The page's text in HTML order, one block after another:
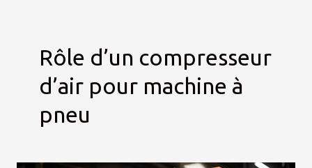
Rôle d’un compresseur
d’air pour machine à
pneu